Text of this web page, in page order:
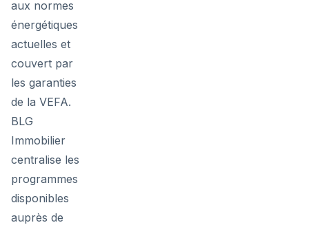
aux normes
énergétiques
actuelles et
couvert par
les garanties
de la VEFA.
BLG
Immobilier
centralise les
programmes
disponibles
auprès de